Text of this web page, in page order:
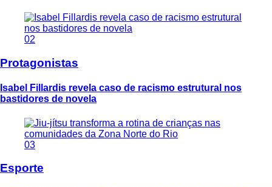
02
Protagonistas
Isabel Fillardis revela caso de racismo estrutural nos
bastidores de novela
03
Esporte